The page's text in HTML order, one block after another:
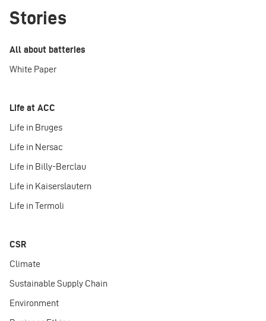
Stories
All about batteries
White Paper
Life at ACC
Life in Bruges
Life in Nersac
Life in Billy-Berclau
Life in Kaiserslautern
Life in Termoli
CSR
Climate
Sustainable Supply Chain
Environment